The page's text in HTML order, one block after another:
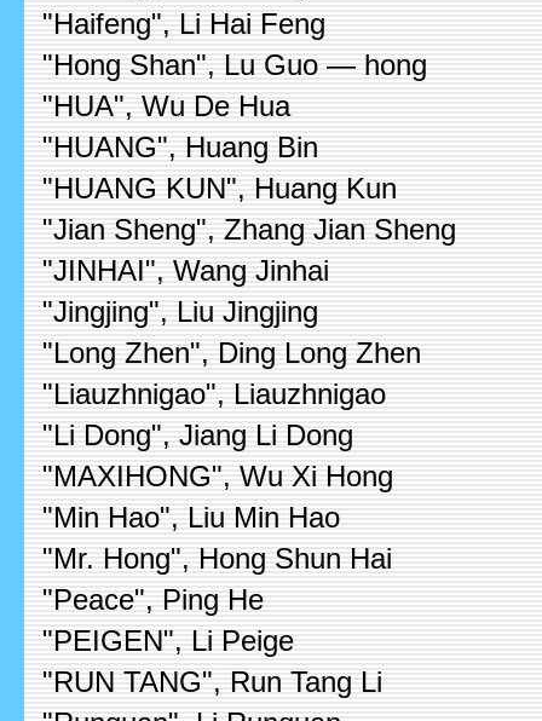
"Haifeng", Li Hai Feng
"Hong Shan", Lu Guo — hong
"HUA", Wu De Hua
"HUANG", Huang Bin
"HUANG KUN", Huang Kun
"Jian Sheng", Zhang Jian Sheng
"JINHAI", Wang Jinhai
"Jingjing", Liu Jingjing
"Long Zhen", Ding Long Zhen
"Liauzhnigao", Liauzhnigao
"Li Dong", Jiang Li Dong
"MAXIHONG", Wu Xi Hong
"Min Hao", Liu Min Hao
"Mr. Hong", Hong Shun Hai
"Peace", Ping He
"PEIGEN", Li Peige
"RUN TANG", Run Tang Li